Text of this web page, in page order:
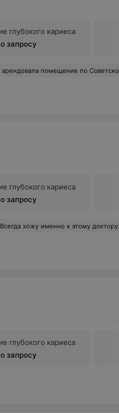
глубокого кариеса
запросу
а потом еще сюрприз: после ее лечения пломба вывалилась через 2 недели. Ни за что не пойду больше к этому "стоматологу"
глубокого кариеса
запросу
городке и лечим зубы в бесплатной поликлинике, не заплатив в "карман" ни рубля! Всегда записываясь на прием к стоматологу, мы просим записать именно к этому человеку. и кстати попасть к нему, достаточно сложно, записи практически нет.
глубокого кариеса
запросу